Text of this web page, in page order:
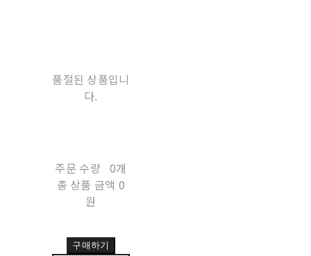
품절된 상품입니
다.
주문 수량 0개
총 상품 금액 0
원
구매하기